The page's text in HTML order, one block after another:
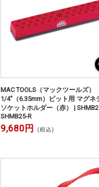
MAC TOOLS（マックツールズ）
1/4"（6.35mm）ビット用 マグネ
ソケットホルダー（赤） |
SHMB25-R
9,680円 (税込)